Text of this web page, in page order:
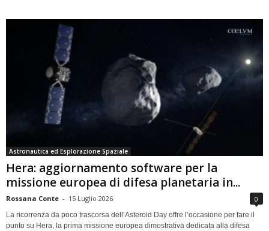
Astronautica ed Esplorazione Spaziale
Hera: aggiornamento software per la
missione europea di difesa planetaria in...
Rossana Conte - 15 Luglio 2026 0
La ricorrenza da poco trascorsa dell’Asteroid Day offre l’occasione per fare il
punto su Hera, la prima missione europea dimostrativa dedicata alla difesa